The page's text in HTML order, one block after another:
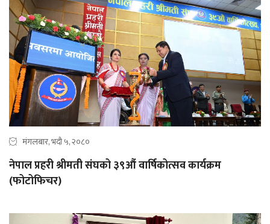
मंगलबार, भदौ ५, २०८०
नेपाल प्रहरी श्रीमती संघको ३९औं वार्षिकोत्सव कार्यक्रम
(फोटोफिचर)